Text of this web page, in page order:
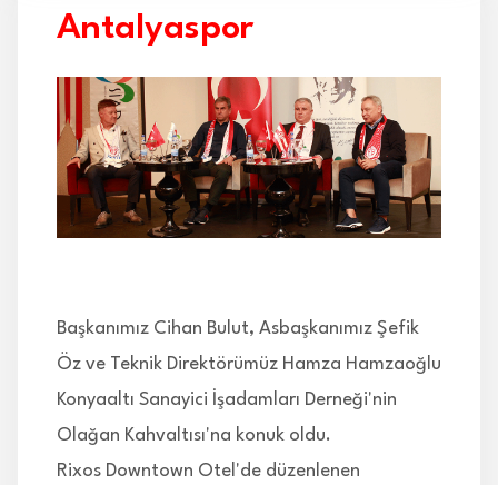
MARKALAR
TARAFTAR
BRANŞLAR
HABERLER
Antalyaspor
Başkanımız Cihan Bulut, Asbaşkanımız Şefik
Öz ve Teknik Direktörümüz Hamza Hamzaoğlu
Konyaaltı Sanayici İşadamları Derneği'nin
Olağan Kahvaltısı'na konuk oldu.
Rixos Downtown Otel'de düzenlenen